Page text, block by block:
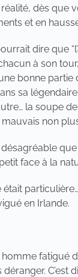
dès que
et en
dire que
à son
bonne
sa
la soupe
non
face à la
en Irlande.
homme fatigué
C’est